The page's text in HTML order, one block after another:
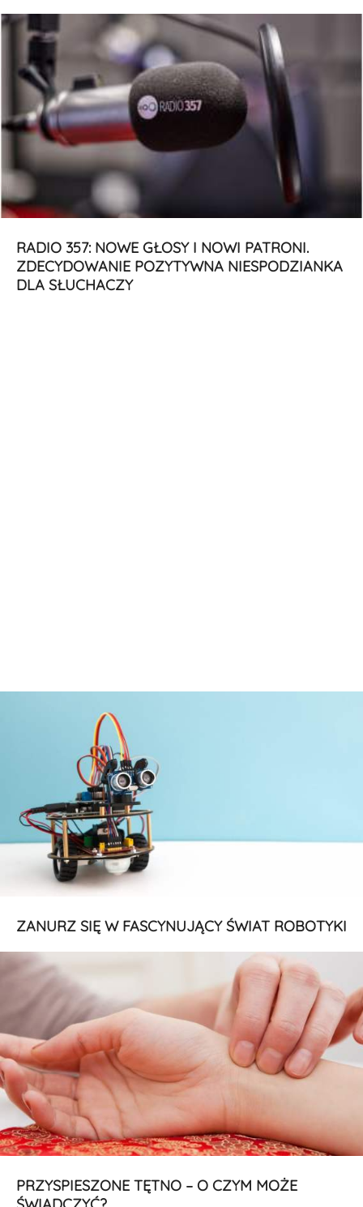
RADIO 357: NOWE GŁOSY I NOWI PATRONI.
ZDECYDOWANIE POZYTYWNA NIESPODZIANKA
DLA SŁUCHACZY
ZANURZ SIĘ W FASCYNUJĄCY ŚWIAT ROBOTYKI
PRZYSPIESZONE TĘTNO – O CZYM MOŻE